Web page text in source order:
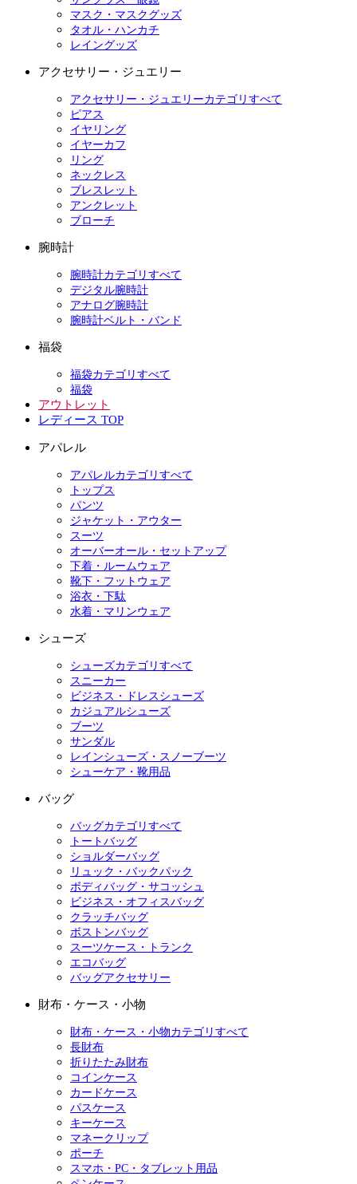
マスク・マスクグッズ
タオル・ハンカチ
レイングッズ
アクセサリー・ジュエリー
アクセサリー・ジュエリーカテゴリすべて
ピアス
イヤリング
イヤーカフ
リング
ネックレス
ブレスレット
アンクレット
ブローチ
腕時計
腕時計カテゴリすべて
デジタル腕時計
アナログ腕時計
腕時計ベルト・バンド
福袋
福袋カテゴリすべて
福袋
アウトレット
レディース TOP
アパレル
アパレルカテゴリすべて
トップス
パンツ
ジャケット・アウター
スーツ
オーバーオール・セットアップ
下着・ルームウェア
靴下・フットウェア
浴衣・下駄
水着・マリンウェア
シューズ
シューズカテゴリすべて
スニーカー
ビジネス・ドレスシューズ
カジュアルシューズ
ブーツ
サンダル
レインシューズ・スノーブーツ
シューケア・靴用品
バッグ
バッグカテゴリすべて
トートバッグ
ショルダーバッグ
リュック・バックパック
ボディバッグ・サコッシュ
ビジネス・オフィスバッグ
クラッチバッグ
ボストンバッグ
スーツケース・トランク
エコバッグ
バッグアクセサリー
財布・ケース・小物
財布・ケース・小物カテゴリすべて
長財布
折りたたみ財布
コインケース
カードケース
パスケース
キーケース
マネークリップ
ポーチ
スマホ・PC・タブレット用品